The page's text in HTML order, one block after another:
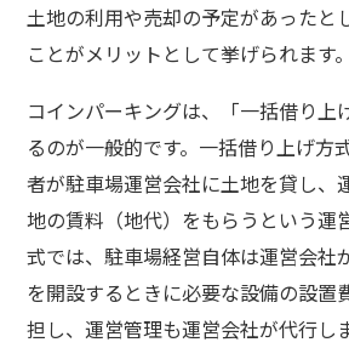
土地の利用や売却の予定があったと
ことがメリットとして挙げられます。
コインパーキングは、「一括借り上
るのが一般的です。一括借り上げ方
者が駐車場運営会社に土地を貸し、
地の賃料（地代）をもらうという運
式では、駐車場経営自体は運営会社
を開設するときに必要な設備の設置
担し、運営管理も運営会社が代行し